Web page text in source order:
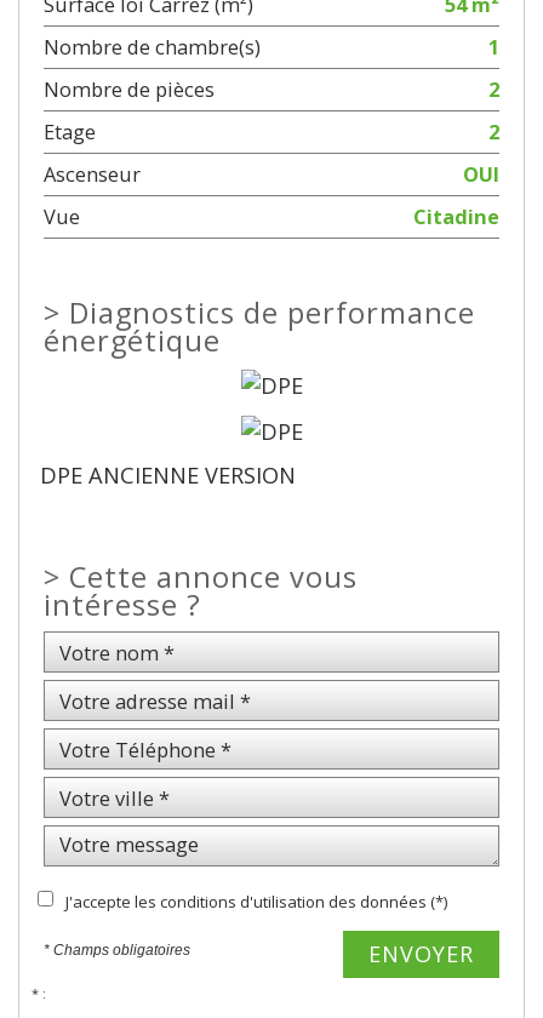
Nombre de chambre(s)
1
Nombre de pièces
2
Etage
2
Ascenseur
OUI
Vue
Citadine
> Diagnostics de performance
énergétique
DPE ANCIENNE VERSION
> Cette annonce vous
intéresse ?
J'accepte les conditions d'utilisation des données (*)
* Champs obligatoires ENVOYER
* :